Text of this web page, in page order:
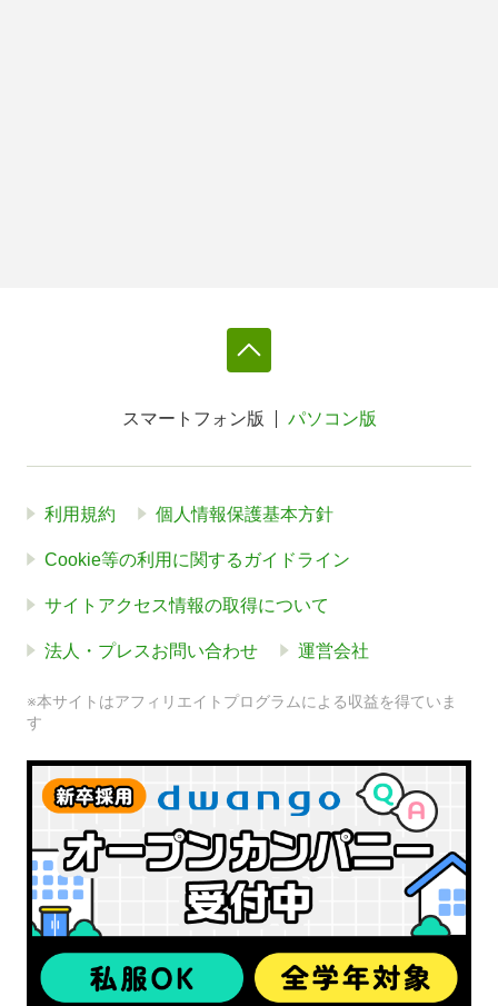
スマートフォン版 パソコン版
利用規約 個人情報保護基本方針
Cookie等の利用に関するガイドライン
サイトアクセス情報の取得について
法人・プレスお問い合わせ 運営会社
※本サイトはアフィリエイトプログラムによる収益を得ていま
す